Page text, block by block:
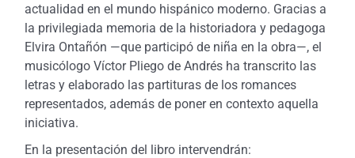
actualidad en el mundo hispánico moderno. Gracias a
la privilegiada memoria de la historiadora y pedagoga
Elvira Ontañón —que participó de niña en la obra—, el
musicólogo Víctor Pliego de Andrés ha transcrito las
letras y elaborado las partituras de los romances
representados, además de poner en contexto aquella
iniciativa.
En la presentación del libro intervendrán: